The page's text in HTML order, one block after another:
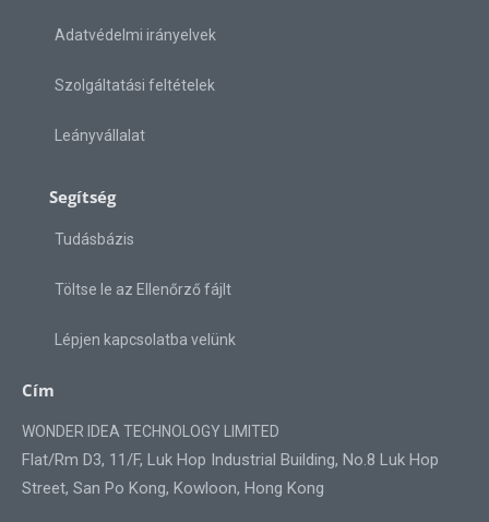
Adatvédelmi irányelvek
Szolgáltatási feltételek
Leányvállalat
Segítség
Tudásbázis
Töltse le az Ellenőrző fájlt
Lépjen kapcsolatba velünk
Cím
WONDER IDEA TECHNOLOGY LIMITED
Flat/Rm D3, 11/F, Luk Hop Industrial Building, No.8 Luk Hop
Street, San Po Kong, Kowloon, Hong Kong